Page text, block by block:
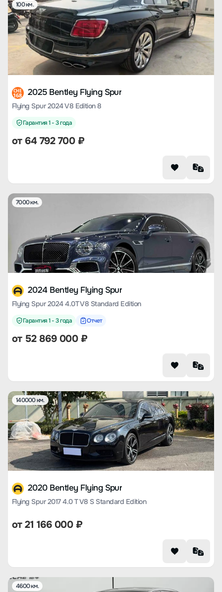
100 км.
CHE
168 2025 Bentley Flying Spur
Flying Spur 2024 V8 Edition 8
Гарантия 1 - 3 года
от 64 792 700₽
7000 км.
2024 Bentley Flying Spur
Flying Spur 2024 4.0T V8 Standard Edition
Гарантия 1 - 3 года Отчет
от 52 869 000₽
140000 км.
2020 Bentley Flying Spur
Flying Spur 2017 4.0 T V8 S Standard Edition
от21 166 000₽
4600 км.